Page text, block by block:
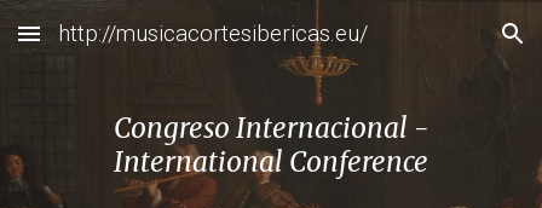
Skip to main content Skip to navigation
http://musicacortesibericas.eu/
Congreso Internacional -
International Conference